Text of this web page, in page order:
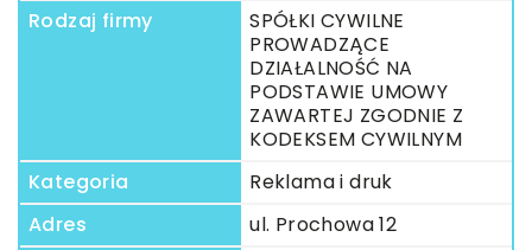
Rodzaj firmy
SPÓŁKI CYWILNE
PROWADZĄCE
DZIAŁALNOŚĆ NA
PODSTAWIE UMOWY
ZAWARTEJ ZGODNIE Z
KODEKSEM CYWILNYM
Kategoria
Reklama i druk
Adres
ul. Prochowa 12